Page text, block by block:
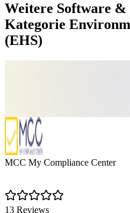
Weitere Software &
Kategorie
(EHS)
MCC My Compliance Center
13 Reviews